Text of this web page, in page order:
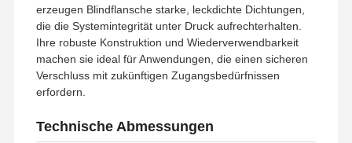
Alle Fälle
Rohrverbindungen aus Edelstahl
erzeugen Blindflansche starke, leckdichte Dichtungen,
die die Systemintegrität unter Druck aufrechterhalten.
Ihre robuste Konstruktion und Wiederverwendbarkeit
machen sie ideal für Anwendungen, die einen sicheren
Verschluss mit zukünftigen Zugangsbedürfnissen
erfordern.
Technische Abmessungen